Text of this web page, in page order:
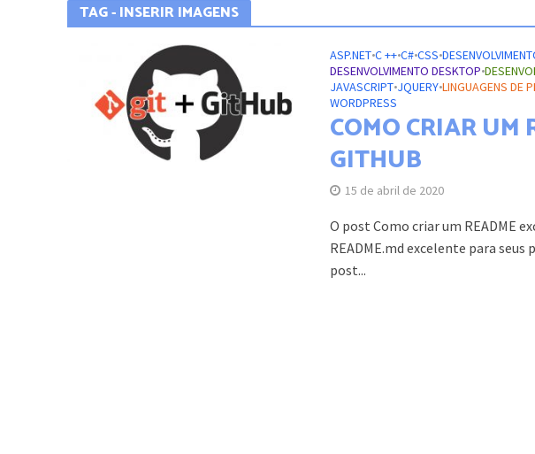
TAG - INSERIR IMAGENS
ASP.NET•C ++•C#•CSS•
DESENVOLVIMENTO DESKTOP•
JAVASCRIPT•JQUERY•LINGUAGENS DE
WORDPRESS
COMO CRIAR UM
GITHUB
15 de abril de 2020
O post Como criar um README
README.md excelente para
post...